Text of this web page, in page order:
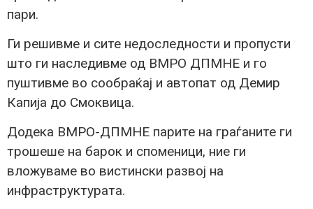
пари.
Ги решивме и сите недоследности и пропусти
што ги наследивме од ВМРО ДПМНЕ и го
пуштивме во сообраќај и автопат од Демир
Капија до Смоквица.
Додека ВМРО-ДПМНЕ парите на граѓаните ги
трошеше на барок и споменици, ние ги
вложуваме во вистински развој на
инфраструктурата.